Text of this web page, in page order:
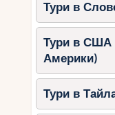
Тури в
Тури в США
Америки)
Тури в